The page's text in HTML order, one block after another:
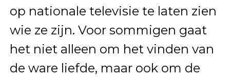
op nationale televisie te laten zien
wie ze zijn. Voor sommigen gaat
het niet alleen om het vinden van
de ware liefde, maar ook om de